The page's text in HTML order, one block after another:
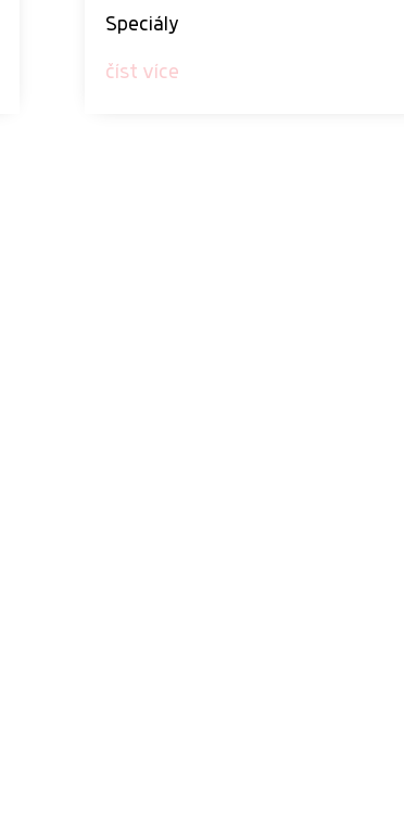
Speciály
číst více